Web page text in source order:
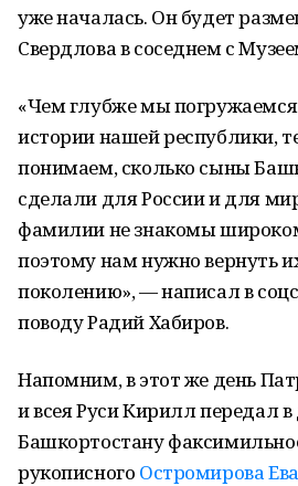
уже началась. Он будет
Свердлова в соседнем с
«Чем глубже мы погружаемся
истории нашей республики,
понимаем, сколько сыны
сделали для России и для
фамилии не знакомы
поэтому нам нужно вернуть
поколению», — написал в
поводу Радий Хабиров.
Напомним, в этот же день
и всея Руси Кирилл передал в
Башкортостану
рукописного Остромирова